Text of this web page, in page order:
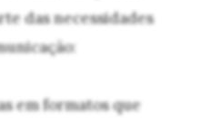
das necessidades
em formatos que